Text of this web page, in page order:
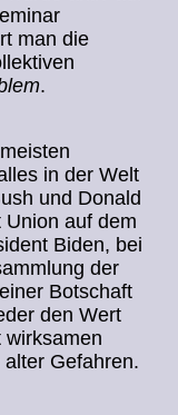
man die
.
in der Welt
und Donald
Union auf dem
Biden, bei
der
Botschaft
den Wert
wirksamen
Gefahren.